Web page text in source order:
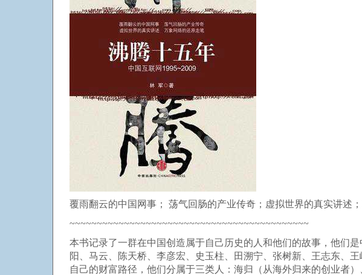
覆雨翻云的中国网事； 荡气回肠的产业传奇；虚拟世界的真实讲述
~~~~~~~~~~~~~~~~~~~~~~~~~~~~~~~~~~~~~~~~~~~~
本书记录了一群在中国创造属于自己历史的人和他们的故事，他们
阳、马云、陈天桥、李彦宏、史玉柱、田溯宁、张树新、王志东
自己的财富路径，他们分属于三类人：海归（从海外归来的创业者